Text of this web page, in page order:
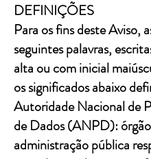
DEFINIÇÕES
Para os fins deste Aviso,
seguintes palavras,
alta ou com inicial
os significados abaixo
Autoridade Nacional de
de Dados (ANPD):
administração pública